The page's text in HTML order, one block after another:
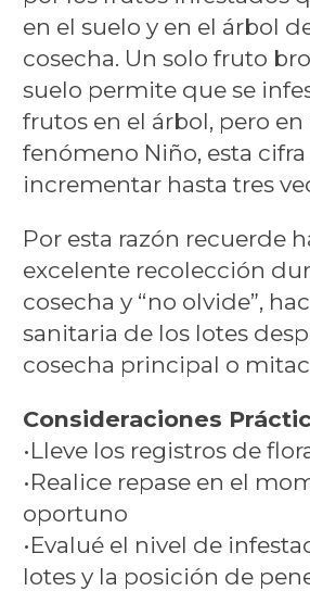
en el suelo y en el árbol
cosecha. Un solo fruto
suelo permite que se
frutos en el árbol, pero
fenómeno Niño, esta
incrementar hasta tres
Por esta razón recuerde
excelente recolección
cosecha y “no olvide”,
sanitaria de los lotes
cosecha principal o
Consideraciones
•Lleve los registros de
•Realice repase en el
oportuno
•Evalué el nivel de
lotes y la posición de